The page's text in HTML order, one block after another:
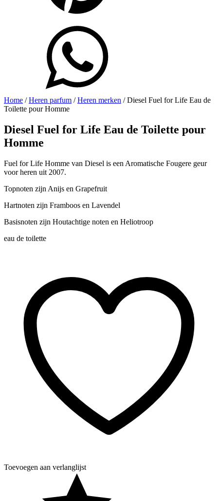
Home /Heren parfum /Heren merken / Diesel Fuel for Life Eau de
Toilette pour Homme
Diesel Fuel for Life Eau de Toilette pour
Homme
Fuel for Life Homme van Diesel is een Aromatische Fougere geur
voor heren uit 2007.
Topnoten zijn Anijs en Grapefruit
Hartnoten zijn Framboos en Lavendel
Basisnoten zijn Houtachtige noten en Heliotroop
eau de toilette
Toevoegen aan verlanglijst